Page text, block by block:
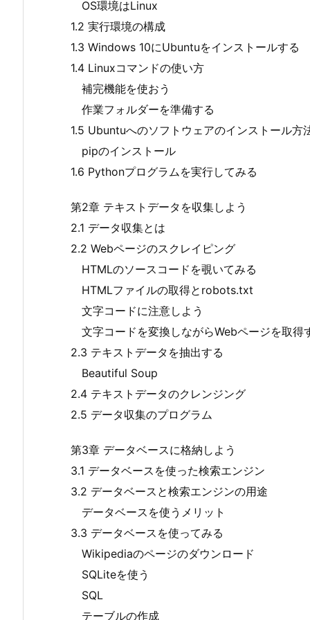
OS環境はLinux
1.2 実行環境の構成
1.3 Windows 10にUbuntuをインストールする
1.4 Linuxコマンドの使い方
補完機能を使おう
作業フォルダーを準備する
1.5 Ubuntuへのソフトウェアのインストール方
pipのインストール
1.6 Pythonプログラムを実行してみる
第2章 テキストデータを収集しよう
2.1 データ収集とは
2.2 Webページのスクレイピング
HTMLのソースコードを覗いてみる
HTMLファイルの取得とrobots.txt
文字コードに注意しよう
文字コードを変換しながらWebページを取得
2.3 テキストデータを抽出する
Beautiful Soup
2.4 テキストデータのクレンジング
2.5 データ収集のプログラム
第3章 データベースに格納しよう
3.1 データベースを使った検索エンジン
3.2 データベースと検索エンジンの用途
データベースを使うメリット
3.3 データベースを使ってみる
Wikipediaのページのダウンロード
SQLiteを使う
SQL
テーブルの作成